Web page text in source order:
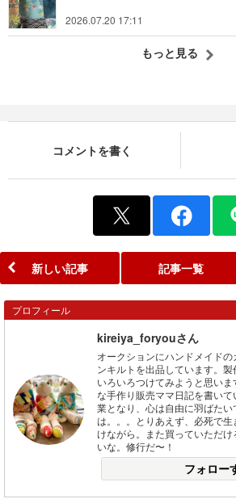
2026.07.20 17:11
もっと見る
コメントを書く
新しい記事 記事一覧
プロフィール
kireiya_foryouさん
オークションにハンドメイド
ンキルトを出品しています。
いろいろつけてみようと思い
な手作り販売ママ日記を書い
業となり、心は自由に羽ばた
は。。。とりあえず、必死で
けながら。また買っていただ
いな。修行だ〜！
フォロー